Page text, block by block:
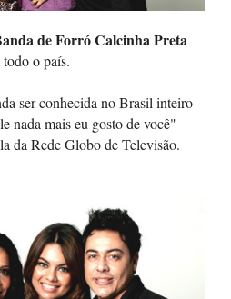
de Forró Calcinha Preta
o país.
ser conhecida no Brasil inteiro
nada mais eu gosto de você"
da Rede Globo de Televisão.